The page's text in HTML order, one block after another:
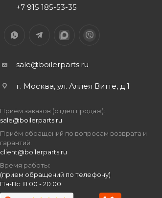
+7 915 185-53-35
sale@boilerparts.ru
г. Москва, ул. Аллея Витте, д.1
Приём заказов (отдел продаж):
sale@boilerparts.ru
Приём обращений по вопросам возврата и
гарантий:
client@boilerparts.ru
Время работы:
(прием обращений по телефону)
Пн-Вс: 8:00 - 20:00